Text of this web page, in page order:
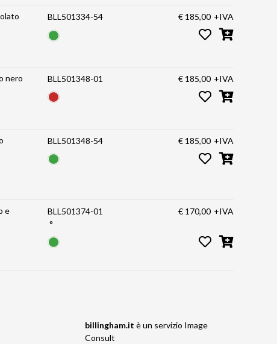
BLL501334-54 € 185,00 +IVA
nero BLL501348-01 € 185,00 +IVA
BLL501348-54 € 185,00 +IVA
e
BLL501374-01
°
€ 170,00 +IVA
billingham.it è un servizio Image
Consult